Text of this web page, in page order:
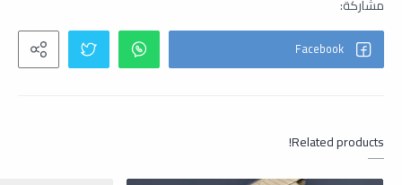
Related products!